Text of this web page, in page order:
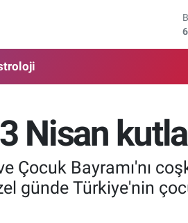
Nisan
Çocuk Bayramı'nı
günde Türkiye'nin